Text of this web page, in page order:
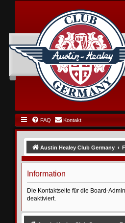
FAQ Kontakt
Austin Healey Club Germany
Information
Die Kontaktseite für die Board-
deaktiviert.